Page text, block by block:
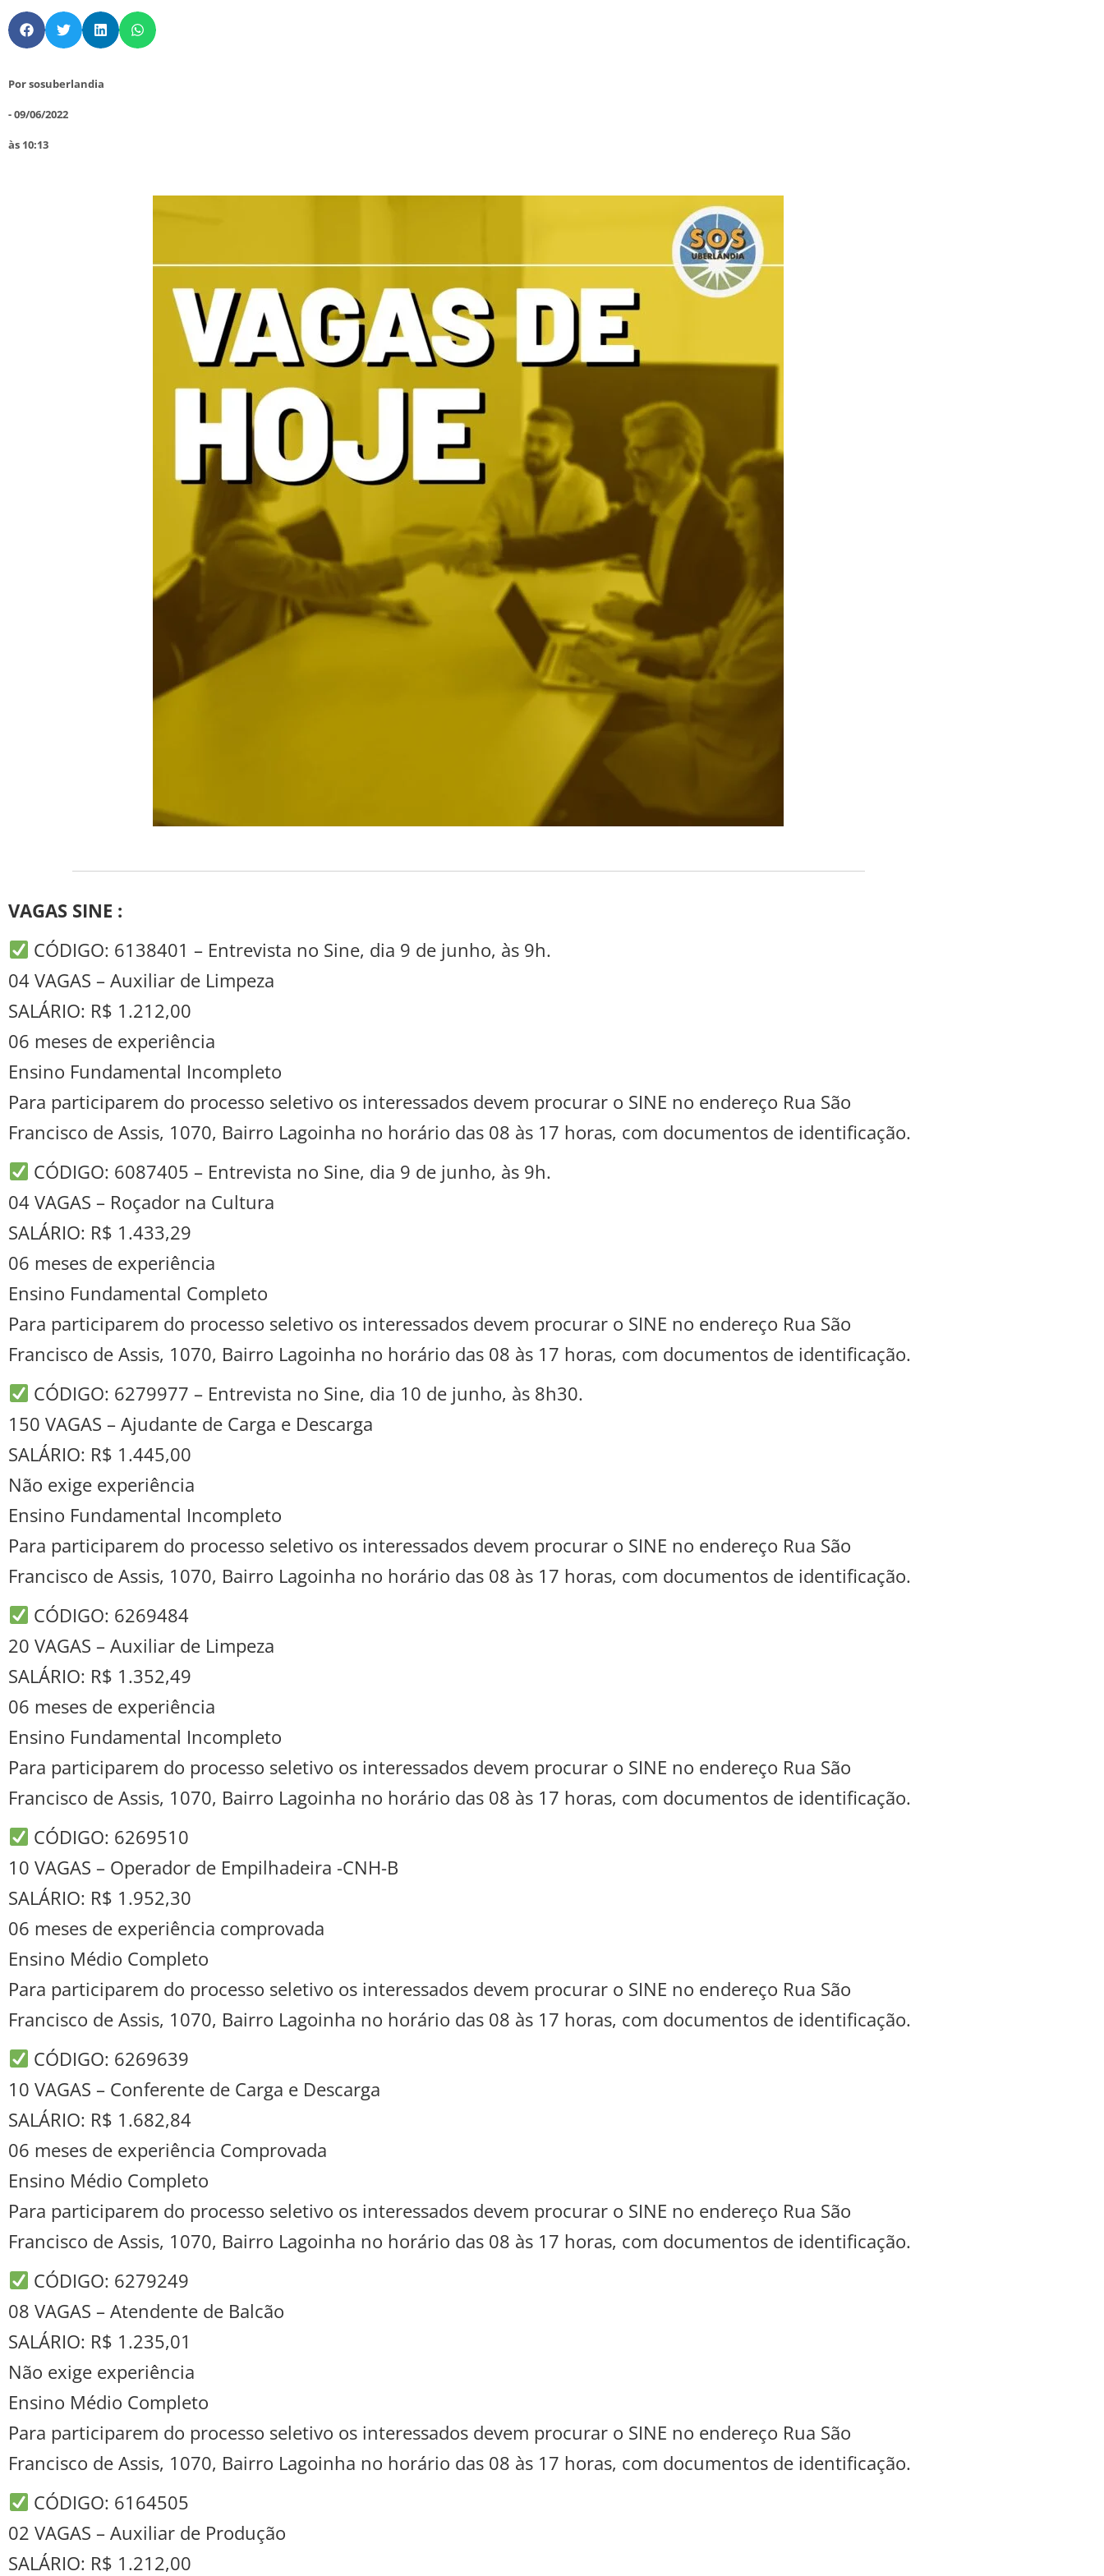
Porsosuberlandia
-09/06/2022
às 10:13
VAGAS SINE :
CÓDIGO: 6138401 – Entrevista no Sine, dia 9 de junho, às 9h.
04 VAGAS – Auxiliar de Limpeza
SALÁRIO: R$ 1.212,00
06 meses de experiência
Ensino Fundamental Incompleto
Para participarem do processo seletivo os interessados devem procurar o SINE no endereço Rua São
Francisco de Assis, 1070, Bairro Lagoinha no horário das 08 às 17 horas, com documentos de identificação.
CÓDIGO: 6087405 – Entrevista no Sine, dia 9 de junho, às 9h.
04 VAGAS – Roçador na Cultura
SALÁRIO: R$ 1.433,29
06 meses de experiência
Ensino Fundamental Completo
Para participarem do processo seletivo os interessados devem procurar o SINE no endereço Rua São
Francisco de Assis, 1070, Bairro Lagoinha no horário das 08 às 17 horas, com documentos de identificação.
CÓDIGO: 6279977 – Entrevista no Sine, dia 10 de junho, às 8h30.
150 VAGAS – Ajudante de Carga e Descarga
SALÁRIO: R$ 1.445,00
Não exige experiência
Ensino Fundamental Incompleto
Para participarem do processo seletivo os interessados devem procurar o SINE no endereço Rua São
Francisco de Assis, 1070, Bairro Lagoinha no horário das 08 às 17 horas, com documentos de identificação.
CÓDIGO: 6269484
20 VAGAS – Auxiliar de Limpeza
SALÁRIO: R$ 1.352,49
06 meses de experiência
Ensino Fundamental Incompleto
Para participarem do processo seletivo os interessados devem procurar o SINE no endereço Rua São
Francisco de Assis, 1070, Bairro Lagoinha no horário das 08 às 17 horas, com documentos de identificação.
CÓDIGO: 6269510
10 VAGAS – Operador de Empilhadeira -CNH-B
SALÁRIO: R$ 1.952,30
06 meses de experiência comprovada
Ensino Médio Completo
Para participarem do processo seletivo os interessados devem procurar o SINE no endereço Rua São
Francisco de Assis, 1070, Bairro Lagoinha no horário das 08 às 17 horas, com documentos de identificação.
CÓDIGO: 6269639
10 VAGAS – Conferente de Carga e Descarga
SALÁRIO: R$ 1.682,84
06 meses de experiência Comprovada
Ensino Médio Completo
Para participarem do processo seletivo os interessados devem procurar o SINE no endereço Rua São
Francisco de Assis, 1070, Bairro Lagoinha no horário das 08 às 17 horas, com documentos de identificação.
CÓDIGO: 6279249
08 VAGAS – Atendente de Balcão
SALÁRIO: R$ 1.235,01
Não exige experiência
Ensino Médio Completo
Para participarem do processo seletivo os interessados devem procurar o SINE no endereço Rua São
Francisco de Assis, 1070, Bairro Lagoinha no horário das 08 às 17 horas, com documentos de identificação.
CÓDIGO: 6164505
02 VAGAS – Auxiliar de Produção
SALÁRIO: R$ 1.212,00